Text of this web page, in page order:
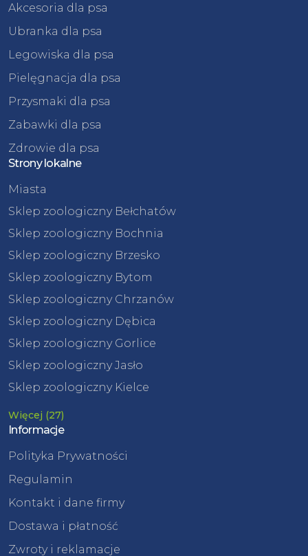
Akcesoria dla psa
Ubranka dla psa
Legowiska dla psa
Pielęgnacja dla psa
Przysmaki dla psa
Zabawki dla psa
Zdrowie dla psa
Strony lokalne
Miasta
Sklep zoologiczny Bełchatów
Sklep zoologiczny Bochnia
Sklep zoologiczny Brzesko
Sklep zoologiczny Bytom
Sklep zoologiczny Chrzanów
Sklep zoologiczny Dębica
Sklep zoologiczny Gorlice
Sklep zoologiczny Jasło
Sklep zoologiczny Kielce
Więcej (27)
Informacje
Polityka Prywatności
Regulamin
Kontakt i dane firmy
Dostawa i płatność
Zwroty i reklamacje